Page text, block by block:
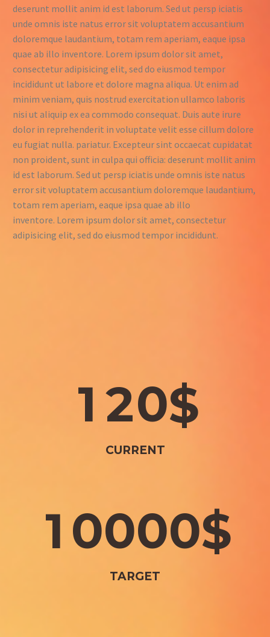
deserunt mollit anim id est laborum. Sed ut persp iciatis
unde omnis iste natus error sit voluptatem accusantium
doloremque laudantium, totam rem aperiam, eaque ipsa
quae ab illo inventore. Lorem ipsum dolor sit amet,
consectetur adipisicing elit, sed do eiusmod tempor
incididunt ut labore et dolore magna aliqua. Ut enim ad
minim veniam, quis nostrud exercitation ullamco laboris
nisi ut aliquip ex ea commodo consequat. Duis aute irure
dolor in reprehenderit in voluptate velit esse cillum dolore
eu fugiat nulla. pariatur. Excepteur sint occaecat cupidatat
non proident, sunt in culpa qui officia: deserunt mollit anim
id est laborum. Sed ut persp iciatis unde omnis iste natus
error sit voluptatem accusantium doloremque laudantium,
totam rem aperiam, eaque ipsa quae ab illo
inventore. Lorem ipsum dolor sit amet, consectetur
adipisicing elit, sed do eiusmod tempor incididunt.
1 20$
CURRENT
1 0000$
TARGET